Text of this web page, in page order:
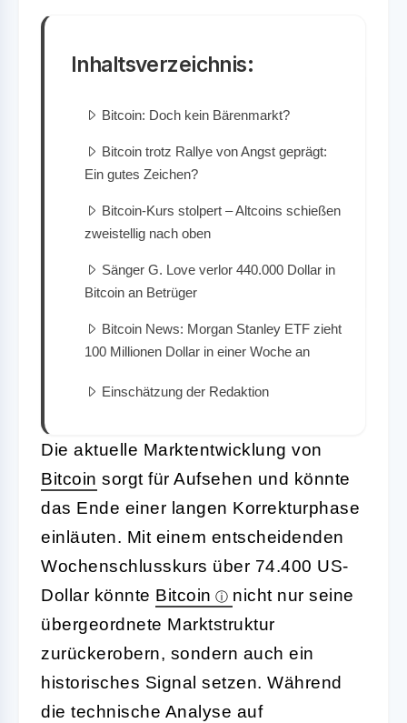
Inhaltsverzeichnis:
Bitcoin: Doch kein Bärenmarkt?
Bitcoin trotz Rallye von Angst geprägt:
Ein gutes Zeichen?
Bitcoin-Kurs stolpert – Altcoins schießen
zweistellig nach oben
Sänger G. Love verlor 440.000 Dollar in
Bitcoin an Betrüger
Bitcoin News: Morgan Stanley ETF zieht
100 Millionen Dollar in einer Woche an
Einschätzung der Redaktion
Die aktuelle Marktentwicklung von
Bitcoin sorgt für Aufsehen und könnte
das Ende einer langen Korrekturphase
einläuten. Mit einem entscheidenden
Wochenschlusskurs über 74.400 US-
Dollar könnte Bitcoin
nicht nur seine
übergeordnete Marktstruktur
zurückerobern, sondern auch ein
historisches Signal setzen. Während
die technische Analyse auf